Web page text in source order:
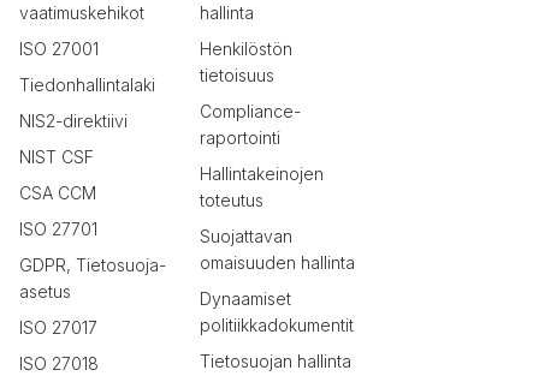
vaatimuskehikot
ISO 27001
Tiedonhallintalaki
NIS2-direktiivi
NIST CSF
CSA CCM
ISO 27701
GDPR, Tietosuoja-
asetus
ISO 27017
ISO 27018
hallinta
Henkilöstön
tietoisuus
Compliance-
raportointi
Hallintakeinojen
toteutus
Suojattavan
omaisuuden hallinta
Dynaamiset
politiikkadokumentit
Tietosuojan hallinta